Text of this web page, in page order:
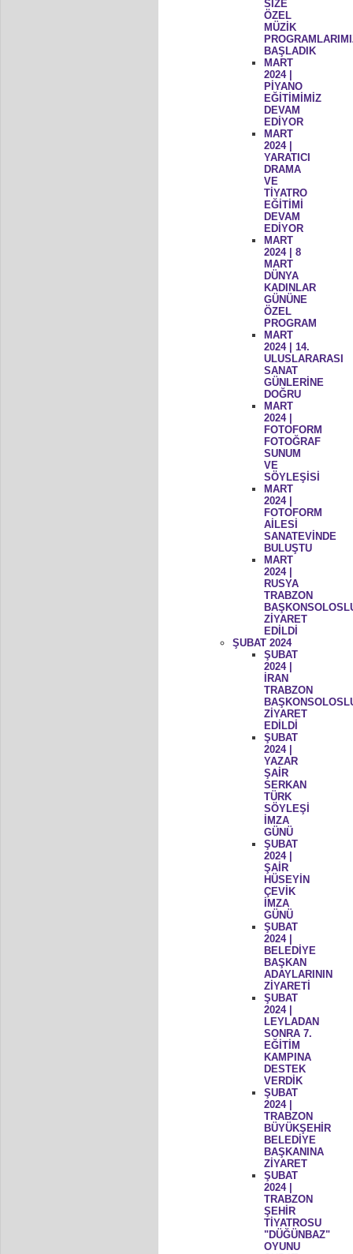
SİZE
ÖZEL
MÜZİK
BAŞLADIK
MART
2024 |
PİYANO
EĞİTİMİMİZ
DEVAM
EDİYOR
MART
2024 |
YARATICI
DRAMA
VE
TİYATRO
EĞİTİMİ
DEVAM
EDİYOR
MART
2024 | 8
MART
DÜNYA
KADINLAR
GÜNÜNE
ÖZEL
PROGRAM
MART
2024 | 14.
ULUSLARARASI
SANAT
GÜNLERİNE
DOĞRU
MART
2024 |
FOTOFORM
FOTOĞRAF
SUNUM
VE
SÖYLEŞİSİ
MART
2024 |
FOTOFORM
AİLESİ
SANATEVİNDE
BULUŞTU
MART
2024 |
RUSYA
TRABZON
ZİYARET
EDİLDİ
ŞUBAT 2024
ŞUBAT
2024 |
İRAN
TRABZON
ZİYARET
EDİLDİ
ŞUBAT
2024 |
YAZAR
ŞAİR
SERKAN
TÜRK
SÖYLEŞİ
İMZA
GÜNÜ
ŞUBAT
2024 |
ŞAİR
HÜSEYİN
ÇEVİK
İMZA
GÜNÜ
ŞUBAT
2024 |
BELEDİYE
BAŞKAN
ADAYLARININ
ZİYARETİ
ŞUBAT
2024 |
LEYLADAN
SONRA 7.
EĞİTİM
KAMPINA
DESTEK
VERDİK
ŞUBAT
2024 |
TRABZON
BÜYÜKŞEHİR
BELEDİYE
BAŞKANINA
ZİYARET
ŞUBAT
2024 |
TRABZON
ŞEHİR
TİYATROSU
"DÜĞÜNBAZ"
OYUNU